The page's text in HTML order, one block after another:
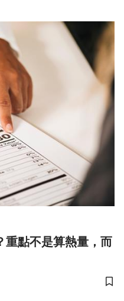
重點不是算熱量，而
儲